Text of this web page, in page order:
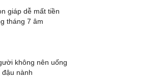
giáp dễ mất tiền
tháng 7 âm
không nên uống
đậu nành